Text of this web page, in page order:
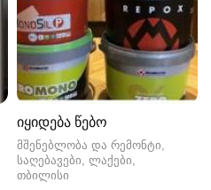
იყიდება წებო
მშენებლობა და რემონტი,
საღებავები, ლაქები
თბილისი